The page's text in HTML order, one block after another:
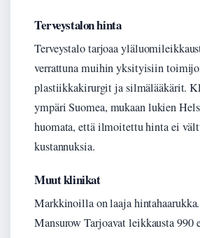
Terveystalon hinta
Terveystalo tarjoaa
verrattuna muihin yksityisiin
plastiikkakirurgit ja silmälääkärit.
ympäri Suomea, mukaan lukien
huomata, että ilmoitettu hinta ei
kustannuksia.
Muut klinikat
Markkinoilla on laaja
Mansurow Tarjoavat leikkausta 990